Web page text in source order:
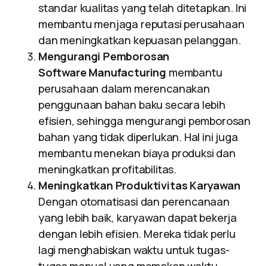
standar kualitas yang telah ditetapkan. Ini
membantu menjaga reputasi perusahaan
dan meningkatkan kepuasan pelanggan.
Mengurangi Pemborosan
Software Manufacturing membantu
perusahaan dalam merencanakan
penggunaan bahan baku secara lebih
efisien, sehingga mengurangi pemborosan
bahan yang tidak diperlukan. Hal ini juga
membantu menekan biaya produksi dan
meningkatkan profitabilitas.
Meningkatkan Produktivitas Karyawan
Dengan otomatisasi dan perencanaan
yang lebih baik, karyawan dapat bekerja
dengan lebih efisien. Mereka tidak perlu
lagi menghabiskan waktu untuk tugas-